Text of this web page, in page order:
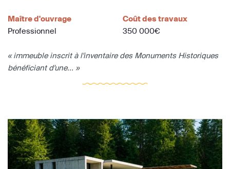
Maître d'ouvrage
Professionnel
Coût des travaux
350 000€
« immeuble inscrit à l'inventaire des Monuments Historiques
bénéficiant d'une... »